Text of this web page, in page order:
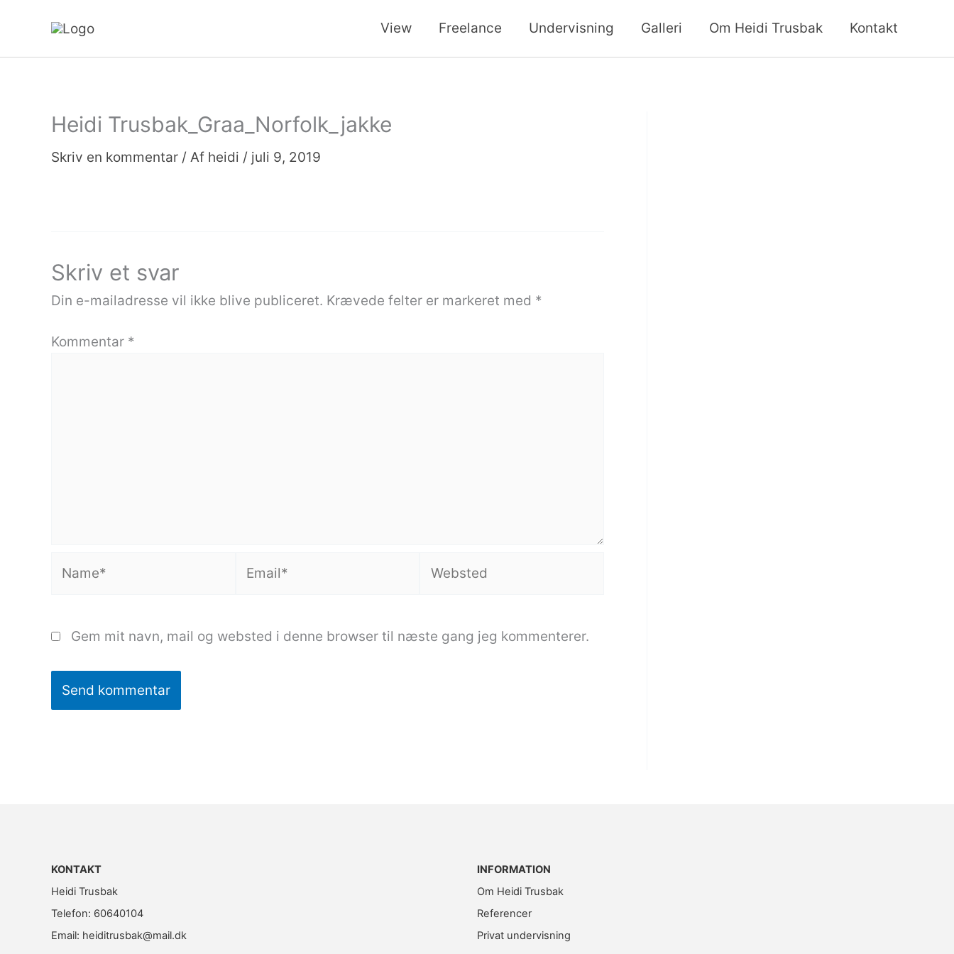
View Freelance Undervisning Galleri Om Heidi Trusbak Kontakt
Heidi Trusbak_Graa_Norfolk_jakke
Skriv en kommentar / Af heidi / juli 9, 2019
Skriv et svar
Din e-mailadresse vil ikke blive publiceret. Krævede felter er markeret med *
Kommentar *
Gem mit navn, mail og websted i denne browser til næste gang jeg kommenterer.
KONTAKT
Heidi Trusbak
Telefon: 60640104
Email: heiditrusbak@mail.dk
INFORMATION
Om Heidi Trusbak
Referencer
Privat undervisning